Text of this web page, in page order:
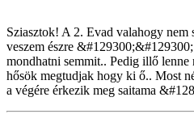
Sziasztok! A 2. Evad valahogy nem
veszem észre
mondhatni semmit.. Pedig illő lenne
hősök megtudjak hogy ki ő.. Most
a végére érkezik meg saitama